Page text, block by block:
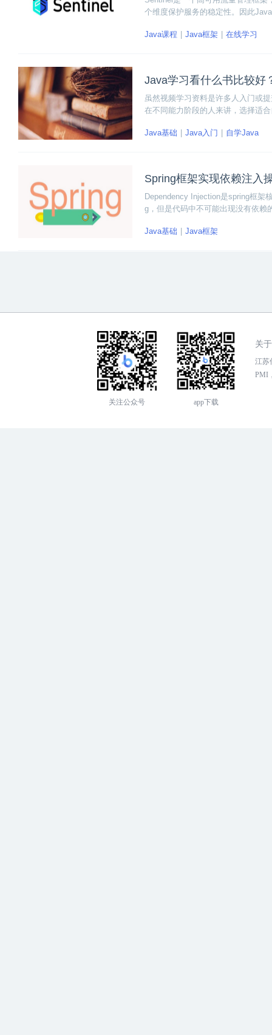
个维度保护服务的稳定性。因此
Java课程
Java框架 在线学习
Java学习看什么书比较好
虽然视频学习资料是许多人入门或
在不同能力阶段的人来讲，选择适
Java基础
Java入门 自学Java
Spring框架实现依赖注入
Dependency Injection是spring框架
g，但是代码中不可能出现没有依赖
Java基础
Java框架
关注公众号 app下载
关
江苏
PMI